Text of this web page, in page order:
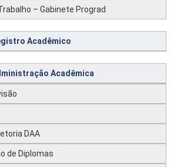
– Gabinete Prograd
Acadêmico
Acadêmica
DAA
de Diplomas